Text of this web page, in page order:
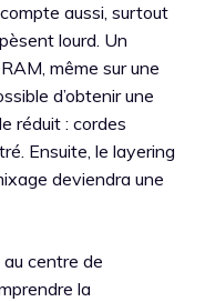
aussi, surtout
lourd. Un
même sur une
d’obtenir une
réduit : cordes
Ensuite, le layering
deviendra une
centre de
la